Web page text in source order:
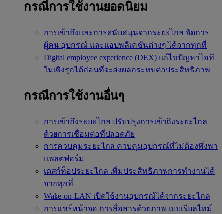
กรณีการใช้งานยอดนิยม
การเข้าถึงและการสนับสนุนจากระยะไกล จัดการ
ผู้คน อุปกรณ์ และแอปพลิเคชันต่างๆ ได้จากทุกที่
Digital employee experience (DEX) แก้ไขปัญหาไอที
ในเชิงรุกได้ก่อนที่จะส่งผลกระทบต่อประสิทธิภาพ
กรณีการใช้งานอื่นๆ
การเข้าถึงระยะไกล ปรับปรุงการเข้าถึงระยะไกล
ด้วยการเชื่อมต่อที่ปลอดภัย
การควบคุมระยะไกล ควบคุมอุปกรณ์ที่ไม่ต้องพึ่งพา
แพลตฟอร์ม
เดสก์ท็อประยะไกล เพิ่มประสิทธิภาพการทำงานได้
จากทุกที่
Wake-on-LAN เปิดใช้งานอุปกรณ์ได้จากระยะไกล
การแชร์หน้าจอ การสื่อสารด้วยภาพแบบเรียลไทม์